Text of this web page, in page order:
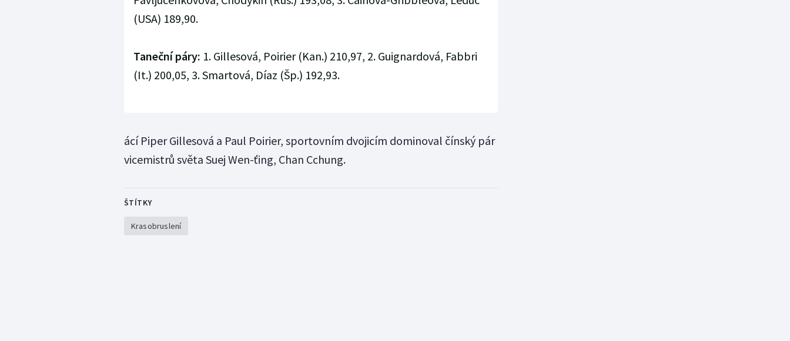
(USA) 189,90.
Taneční páry: 1. Gillesová, Poirier (Kan.) 210,97, 2. Guignardová, Fabbri
(It.) 200,05, 3. Smartová, Díaz (Šp.) 192,93.
ácí Piper Gillesová a Paul Poirier, sportovním dvojicím dominoval čínský pár
vicemistrů světa Suej Wen-ťing, Chan Cchung.
ŠTÍTKY
Krasobruslení